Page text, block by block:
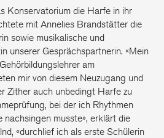
Konservatorium die Harfe in ihr
mit Annelies Brandstätter die
sowie musikalische und
unserer Gesprächspartnerin. «Mein
am
mir von diesem Neuzugang und
Zither auch unbedingt Harfe zu
bei der ich Rhythmen
nachsingen musste», erklärt die
«durchlief ich als erste Schülerin